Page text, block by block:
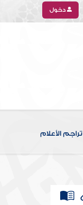
دخول
تراجم الأعلام